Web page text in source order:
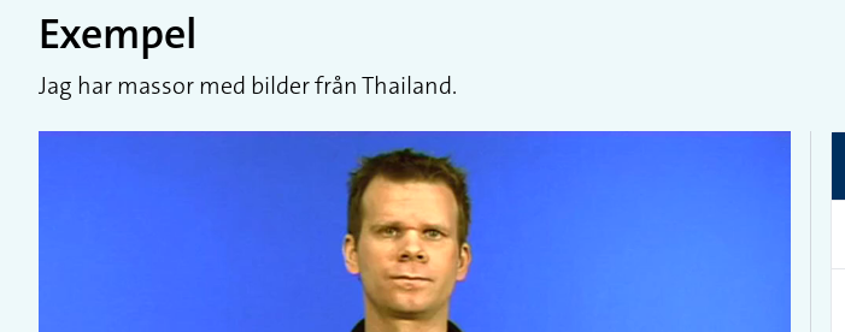
Exempel
Jag har massor med bilder från Thailand.